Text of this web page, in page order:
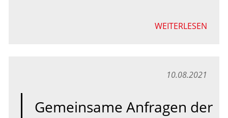
WEITERLESEN
10.08.2021
Gemeinsame Anfragen der